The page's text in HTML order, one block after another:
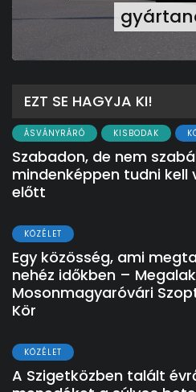
EZT SE HAGYJA KI!
ÁSVÁNYRÁRÓ KISBODAK
Szabadon, de nem
mindenképpen tudni kell
előtt
KÖZÉLET
Egy közösség, ami
nehéz időkben –
Mosonmagyaróvári
Kör
KÖZÉLET
A Szigetközben talált